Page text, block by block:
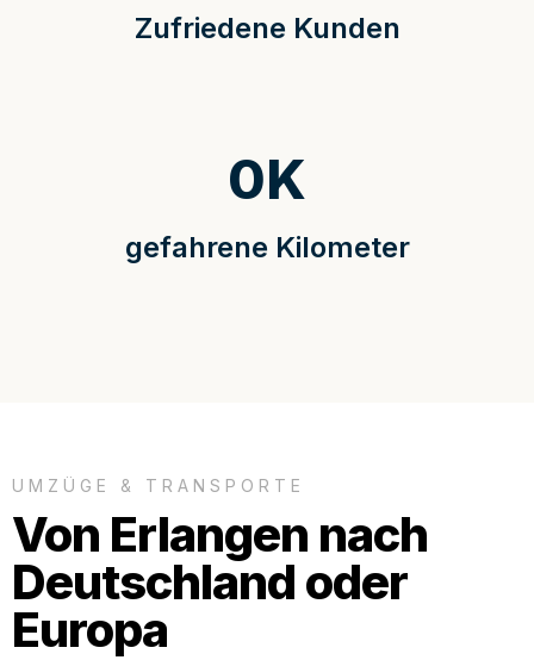
Zufriedene Kunden
gefahrene Kilometer
0K
UMZÜGE & TRANSPORTE
Von Erlangen nach
Deutschland oder
Europa